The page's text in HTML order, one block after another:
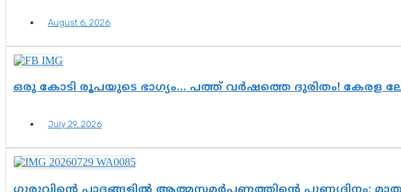
August 6, 2026
ഒരു കോടി രൂപയുടെ ഭാഗ്യം… പത്ത് വർഷത്തെ ദുരിതം! കേരള
July 29, 2026